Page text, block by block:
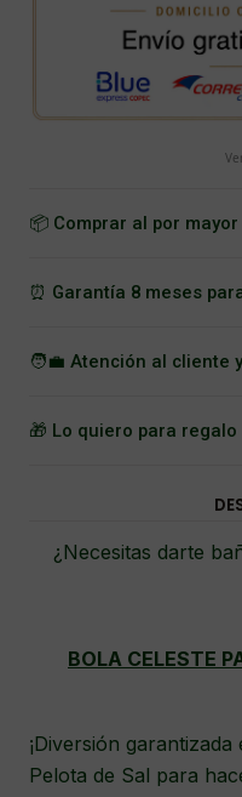
📦 Comprar al por mayor
⏰ Garantía 8 meses
🧑‍💼 Atención al cliente
🎁 Lo quiero para regalo
¿Necesitas darte
BOLA CELESTE
¡Diversión
Pelota de Sal para